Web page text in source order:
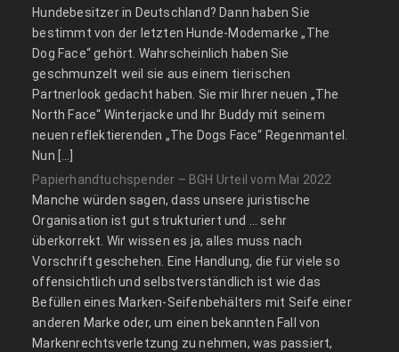
Hundebesitzer in Deutschland? Dann haben Sie
bestimmt von der letzten Hunde-Modemarke „The
Dog Face“ gehört. Wahrscheinlich haben Sie
geschmunzelt weil sie aus einem tierischen
Partnerlook gedacht haben. Sie mir Ihrer neuen „The
North Face“ Winterjacke und Ihr Buddy mit seinem
neuen reflektierenden „The Dogs Face“ Regenmantel.
Nun […]
Papierhandtuchspender – BGH Urteil vom Mai 2022
Manche würden sagen, dass unsere juristische
Organisation ist gut strukturiert und … sehr
überkorrekt. Wir wissen es ja, alles muss nach
Vorschrift geschehen. Eine Handlung, die für viele so
offensichtlich und selbstverständlich ist wie das
Befüllen eines Marken-Seifenbehälters mit Seife einer
anderen Marke oder, um einen bekannten Fall von
Markenrechtsverletzung zu nehmen, was passiert,